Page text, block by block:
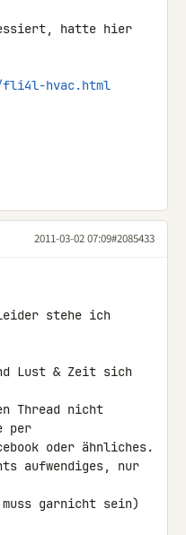
hatte hier
fli4l-hvac.html
2011-03-02 07:09#2085433
stehe ich
Lust & Zeit sich
Thread nicht
per
oder ähnliches.
aufwendiges, nur
garnicht sein)